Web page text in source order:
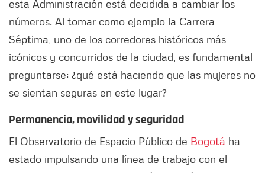
esta Administración está decidida a cambiar los
números. Al tomar como ejemplo la Carrera
Séptima, uno de los corredores históricos más
icónicos y concurridos de la ciudad, es fundamental
preguntarse: ¿qué está haciendo que las mujeres no
se sientan seguras en este lugar?
Permanencia, movilidad y seguridad
El Observatorio de Espacio Público de Bogotá ha
estado impulsando una línea de trabajo con el